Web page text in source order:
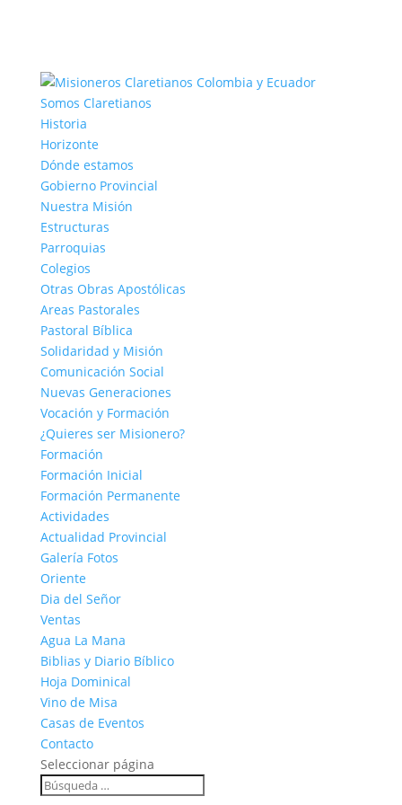
Somos Claretianos
Historia
Horizonte
Dónde estamos
Gobierno Provincial
Nuestra Misión
Estructuras
Parroquias
Colegios
Otras Obras Apostólicas
Areas Pastorales
Pastoral Bíblica
Solidaridad y Misión
Comunicación Social
Nuevas Generaciones
Vocación y Formación
¿Quieres ser Misionero?
Formación
Formación Inicial
Formación Permanente
Actividades
Actualidad Provincial
Galería Fotos
Oriente
Dia del Señor
Ventas
Agua La Mana
Biblias y Diario Bíblico
Hoja Dominical
Vino de Misa
Casas de Eventos
Contacto
Seleccionar página